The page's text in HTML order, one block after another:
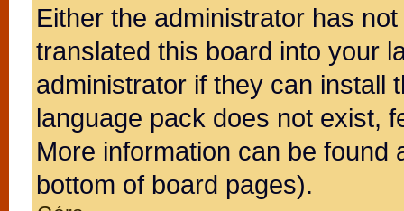
Either the administrator has
translated this board into your
administrator if they can install
language pack does not exist,
More information can be found
bottom of board pages).